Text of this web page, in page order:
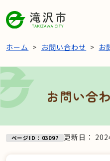
ホーム お問い合わせ お
お問い合
ページID：03097 更新日：